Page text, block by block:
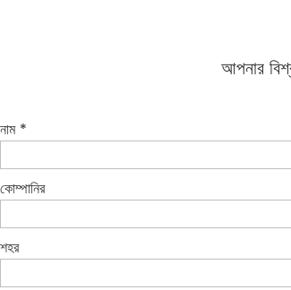
আপনার
নাম *
কোম্পানির
শহর